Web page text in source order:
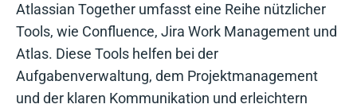
Atlassian Together umfasst eine Reihe nützlicher
Tools, wie Confluence, Jira Work Management und
Atlas. Diese Tools helfen bei der
Aufgabenverwaltung, dem Projektmanagement
und der klaren Kommunikation und erleichtern